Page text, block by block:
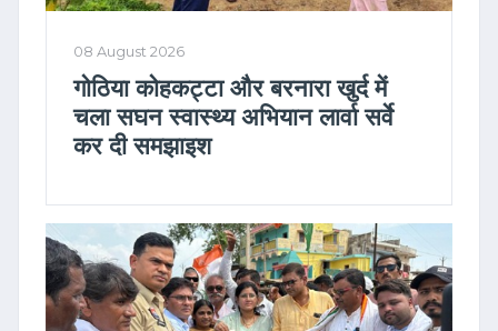
08 August 2026
गोठिया कोहकट्टा और बरनारा खुर्द में
चला सघन स्वास्थ्य अभियान लार्वा सर्वे
कर दी समझाइश